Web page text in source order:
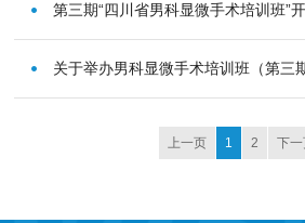
第三期“四川省男科显微手术培训班”
关于举办男科显微手术培训班（第三
上一页 1 2 下